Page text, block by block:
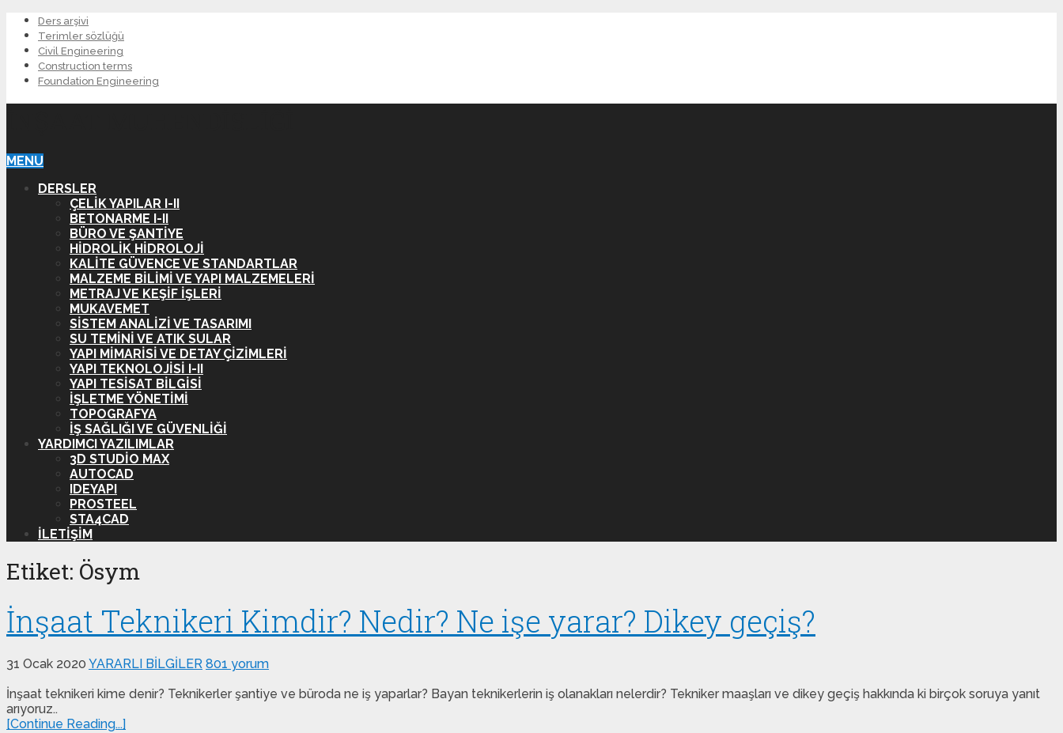
Ders arşivi
Terimler sözlüğü
Civil Engineering
Construction terms
Foundation Engineering
MENU
DERSLER
ÇELIK YAPILAR I-II
BETONARME I-II
BÜRO VE ŞANTIYE
HIDROLIK HIDROLOJI
KALITE GÜVENCE VE STANDARTLAR
MALZEME BILIMI VE YAPI MALZEMELERI
METRAJ VE KEŞIF İŞLERI
MUKAVEMET
SISTEM ANALIZI VE TASARIMI
SU TEMINI VE ATIK SULAR
YAPI MIMARISI VE DETAY ÇIZIMLERI
YAPI TEKNOLOJISI I-II
YAPI TESISAT BILGISI
İŞLETME YÖNETIMI
TOPOGRAFYA
İŞ SAĞLIĞI VE GÜVENLIĞI
YARDIMCI YAZILIMLAR
3D STUDIO MAX
AUTOCAD
IDEYAPI
PROSTEEL
STA4CAD
İLETIŞIM
Etiket: Ösym
İnşaat Teknikeri Kimdir? Nedir? Ne işe yarar? Dikey geçiş?
31 Ocak 2020 YARARLI BİLGİLER 801 yorum
İnşaat teknikeri kime denir? Teknikerler şantiye ve büroda ne iş yaparlar? Bayan teknikerlerin iş olanakları nelerdir? Tekniker maaşları ve dikey geçiş hakkında ki birçok soruya yanıt
arıyoruz..
[Continue Reading...]